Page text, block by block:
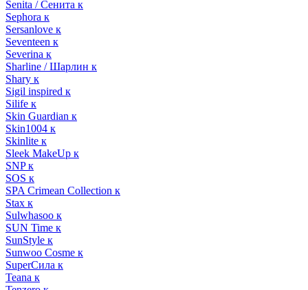
Senita / Сенита к
Sephora к
Sersanlove к
Seventeen к
Severina к
Sharline / Шарлин к
Shary к
Sigil inspired к
Silife к
Skin Guardian к
Skin1004 к
Skinlite к
Sleek MakeUp к
SNP к
SOS к
SPA Crimean Collection к
Stax к
Sulwhasoo к
SUN Time к
SunStyle к
Sunwoo Cosme к
SuperСила к
Teana к